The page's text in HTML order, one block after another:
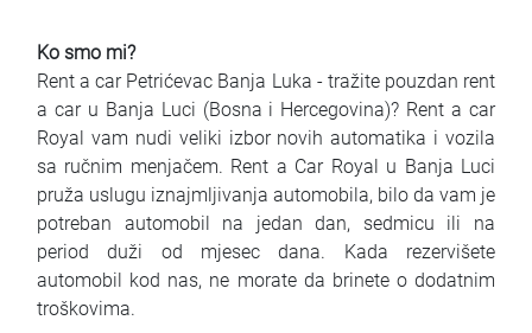
Ko smo mi?
Rent a car Petrićevac Banja Luka - tražite pouzdan rent
a car u Banja Luci (Bosna i Hercegovina)? Rent a car
Royal vam nudi veliki izbor novih automatika i vozila
sa ručnim menjačem. Rent a Car Royal u Banja Luci
pruža uslugu iznajmljivanja automobila, bilo da vam je
potreban automobil na jedan dan, sedmicu ili na
period duži od mjesec dana. Kada rezervišete
automobil kod nas, ne morate da brinete o dodatnim
troškovima.